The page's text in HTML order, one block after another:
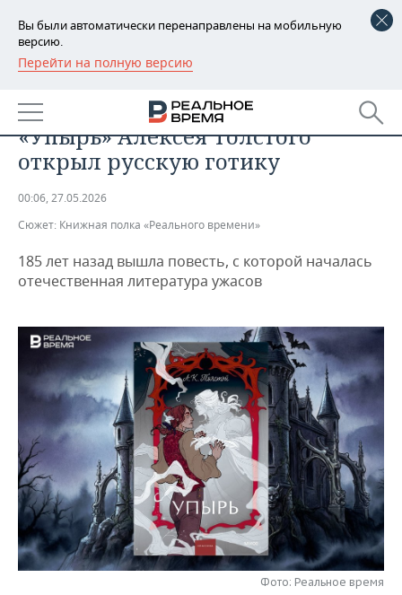
Вы были автоматически перенаправлены на мобильную
версию.
Перейти на полную версию
РЕГИОНЫ
БАШКОРТОСТАН
ТАТАРСТАН
НОВОСТИ
АНАЛИТИКА
ДЕКЛАРАЦИИ О ДОХОДАХ
КОРОЛИ ГОСЗАКАЗА ПФО
КОМУ ПРИНАДЛЕЖАТ
ТОРГОВЫЕ ЦЕНТРЫ
ТАТАРСТАНА
НОВОСТИ ЭКОНОМИКИ
ФИНАНСЫ
БЮДЖЕТ
ИНВЕСТИЦИИ
ПРОМЫШЛЕННОСТЬ
НОВОСТИ
ПРОМЫШЛЕННОСТИ
АГРОПРОМ
МАШИНОСТРОЕНИЕ
НЕФТЕХИМИЯ
НЕФТЬ
ОПК
ЭНЕРГЕТИКА
НЕДВИЖИМОСТЬ
НОВОСТИ АВТО
БИЗНЕС
НОВОСТИ БИЗНЕСА
РОЗНИЧНАЯ ТОРГОВЛЯ
ТРАНСПОРТ
УСЛУГИ
ТЕХНОЛОГИИ
НОВОСТИ ТЕХНОЛОГИЙ
IT
МЕДИА
ТЕЛЕКОММУНИКАЦИИ
МЕРОПРИЯТИЯ
НОВОСТИ МЕРОПРИЯТИЙ
ВЫЕЗДНАЯ РЕДАКЦИЯ
БИЗНЕС-БРАНЧИ
СПОРТ
НОВОСТИ СПОРТА
ФУТБОЛ
ОБЩЕСТВО
НОВОСТИ ОБЩЕСТВА
ФОТОГАЛЕРЕЯ
Первый русский вампир: как
«Упырь» Алексея Толстого
открыл русскую готику
00:06, 27.05.2026
Сюжет: Книжная полка «Реального времени»
185 лет назад вышла повесть, с которой началась
отечественная литература ужасов
Фото: Реальное время